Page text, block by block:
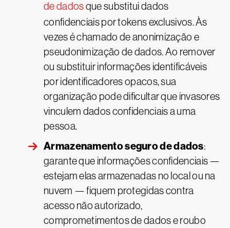
de dadosque substitui dados
confidenciais por tokens exclusivos. Às
vezes é chamado de anonimização e
pseudonimização de dados. Ao remover
ou substituir informações identificáveis
por identificadores opacos, sua
organização pode dificultar que invasores
vinculem dados confidenciais a uma
pessoa.
Armazenamento seguro de dados:
garante que informações confidenciais —
estejam elas armazenadas no local ou na
nuvem — fiquem protegidas contra
acesso não autorizado,
comprometimentos de dados e roubo